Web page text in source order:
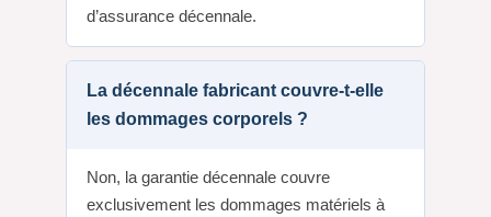
d’assurance décennale.
La décennale fabricant couvre-t-elle
les dommages corporels ?
Non, la garantie décennale couvre
exclusivement les dommages matériels à